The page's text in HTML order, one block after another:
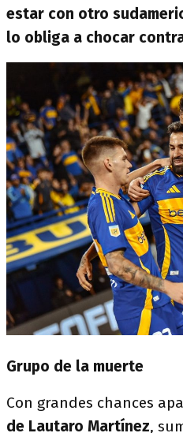
estar con otro
lo obliga a chocar
Grupo de la muerte
Con grandes chances
de Lautaro Martínez,